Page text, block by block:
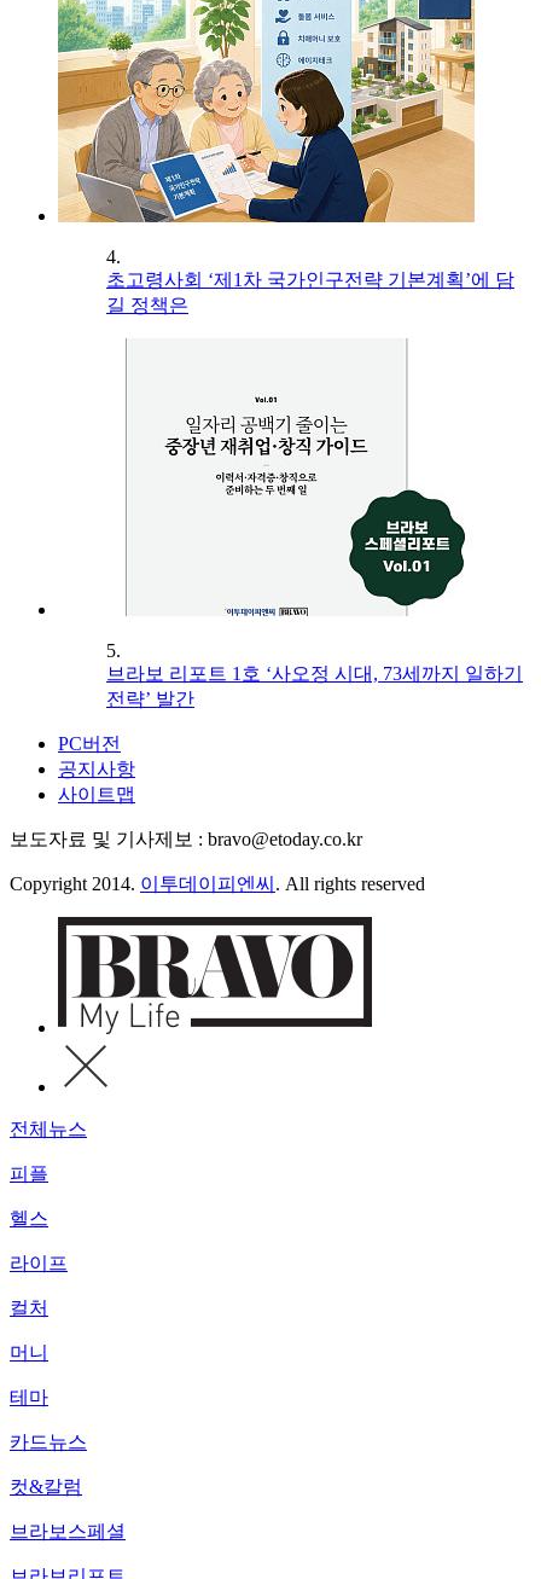
4.
초고령사회 ‘제1차 국가인구전략 기본계획’에 담
길 정책은
5.
브라보 리포트 1호 ‘사오정 시대, 73세까지 일하기
전략’ 발간
PC버전
공지사항
사이트맵
보도자료 및 기사제보 : bravo@etoday.co.kr
Copyright 2014. 이투데이피엔씨 . All rights reserved
전체뉴스
피플
헬스
라이프
컬처
머니
테마
카드뉴스
컷&칼럼
브라보스페셜